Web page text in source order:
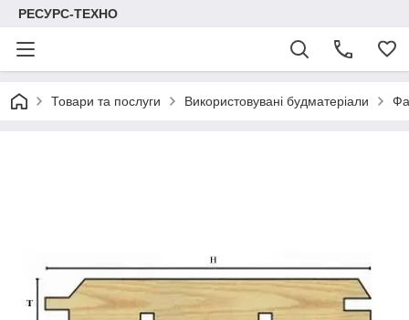
РЕСУРС-ТЕХНО
Товари та послуги Використовувані будматеріали